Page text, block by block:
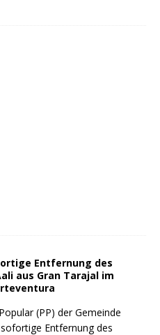
Entfernung des
aus Gran Tarajal im
(PP) der Gemeinde
Entfernung des